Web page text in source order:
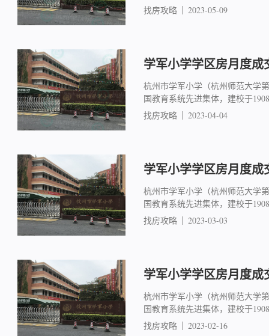
找房攻略
2023-05-09
学军小学学区房月度
杭州市学军小学（杭州师范大学
国教育系统先进集体，建校于
找房攻略
2023-04-04
学军小学学区房月度
杭州市学军小学（杭州师范大学
国教育系统先进集体，建校于
找房攻略
2023-03-03
学军小学学区房月度
杭州市学军小学（杭州师范大学
国教育系统先进集体，建校于
找房攻略
2023-02-16